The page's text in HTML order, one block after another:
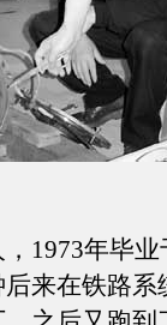
1973年毕业
来在铁路系